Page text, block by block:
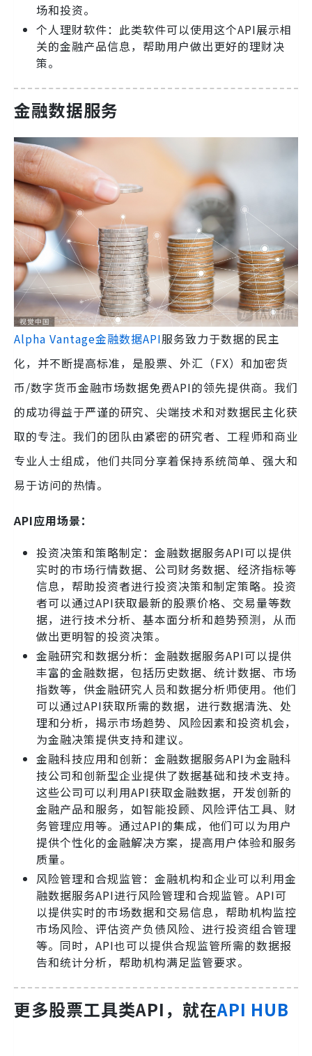
场和投资。
个人理财软件：此类软件可以使用这个API展示相
关的金融产品信息，帮助用户做出更好的理财决
策。
金融数据服务
Alpha Vantage金融数据API服务致力于数据的民主
化，并不断提高标准，是股票、外汇（FX）和加密货
币/数字货币金融市场数据免费API的领先提供商。我们
的成功得益于严谨的研究、尖端技术和对数据民主化获
取的专注。我们的团队由紧密的研究者、工程师和商业
专业人士组成，他们共同分享着保持系统简单、强大和
易于访问的热情。
API应用场景：
投资决策和策略制定：金融数据服务API可以提供
实时的市场行情数据、公司财务数据、经济指标等
信息，帮助投资者进行投资决策和制定策略。投资
者可以通过API获取最新的股票价格、交易量等数
据，进行技术分析、基本面分析和趋势预测，从而
做出更明智的投资决策。
金融研究和数据分析：金融数据服务API可以提供
丰富的金融数据，包括历史数据、统计数据、市场
指数等，供金融研究人员和数据分析师使用。他们
可以通过API获取所需的数据，进行数据清洗、处
理和分析，揭示市场趋势、风险因素和投资机会，
为金融决策提供支持和建议。
金融科技应用和创新：金融数据服务API为金融科
技公司和创新型企业提供了数据基础和技术支持。
这些公司可以利用API获取金融数据，开发创新的
金融产品和服务，如智能投顾、风险评估工具、财
务管理应用等。通过API的集成，他们可以为用户
提供个性化的金融解决方案，提高用户体验和服务
质量。
风险管理和合规监管：金融机构和企业可以利用金
融数据服务API进行风险管理和合规监管。API可
以提供实时的市场数据和交易信息，帮助机构监控
市场风险、评估资产负债风险、进行投资组合管理
等。同时，API也可以提供合规监管所需的数据报
告和统计分析，帮助机构满足监管要求。
更多股票工具类API，就在API HUB